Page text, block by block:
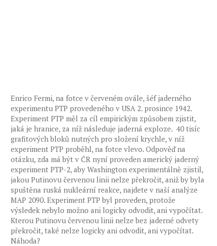
Enrico Fermi, na fotce v červeném ovále, šéf jaderného
experimentu PTP provedeného v USA 2. prosince 1942.
Experiment PTP měl za cíl empirickým způsobem zjistit,
jaká je hranice, za níž následuje jaderná exploze. 40 tisíc
grafitových bloků nutných pro složení krychle, v níž
experiment PTP proběhl, na fotce vlevo. Odpověď na
otázku, zda má být v ČR nyní proveden americký jaderný
experiment PTP-2, aby Washington experimentálně zjistil,
jakou Putinovu červenou linii nelze překročit, aniž by byla
spuštěna ruská nukleární reakce, najdete v naší analýze
MAP 2090. Experiment PTP byl proveden, protože
výsledek nebylo možno ani logicky odvodit, ani vypočítat.
Kterou Putinovu červenou linii nelze bez jaderné odvety
překročit, také nelze logicky ani odvodit, ani vypočítat.
Náhoda?